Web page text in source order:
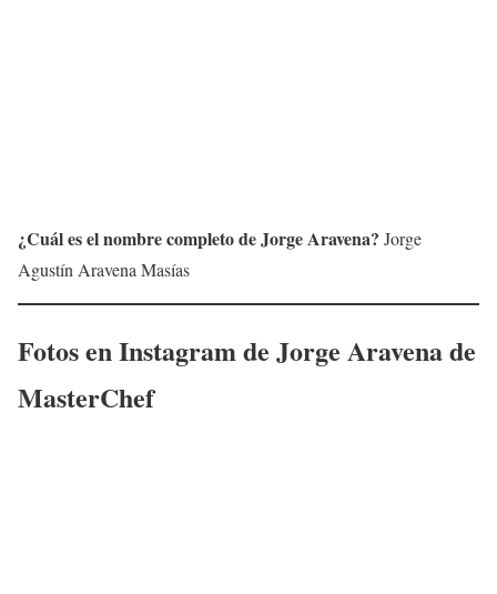
¿Cuál es el nombre completo de Jorge Aravena? Jorge
Agustín Aravena Masías
Fotos en Instagram de Jorge Aravenade
MasterChef